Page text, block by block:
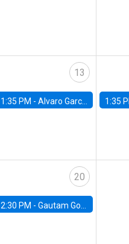
13
1:35 PM - Alvaro Garcia-Marin, Universidad de Los Andes 1:35
20
2:30 PM - Gautam Gowrisankaran, Columbia University